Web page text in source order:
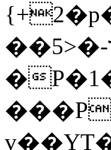
��ר-�<5/D�>�d�����1!u8JP�@TE�
�